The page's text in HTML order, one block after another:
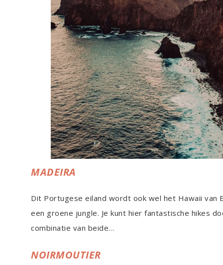
MADEIRA
Dit Portugese eiland wordt ook wel het Hawaii van
een groene jungle. Je kunt hier fantastische hikes
combinatie van beide…
NOIRMOUTIER